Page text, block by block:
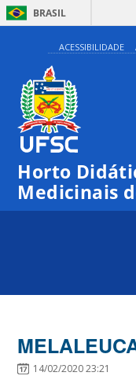
BRASIL
ACESSIBILIDADE
Horto
Medicinais
14/02/2020 23:21